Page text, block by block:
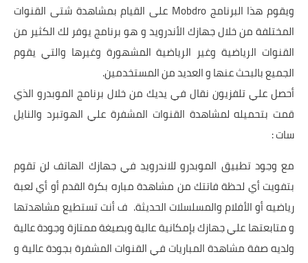
ويقوم هذا البرنامج Mobdro على القيام بمشاهدة شتى القنوات
المختلفة من خلال جهازك الأندرويد و هو برنامج يوفر لك الكثير من
القنوات الرياضية وغير الرياضية المشهورة وغيرها والتي يقوم
الجميع بالبحث عنها و العديد من المستخدمين.
أحصل علي تلفزيون نقال في يديك من خلال برنامج الموبدرو الذي
قمت بتحميله لمشاهدة القنوات المشفرة علي الهوتبرد والنايل
سات :
مع وجود تطبيق الموبدرو للاندرويد في جهازك الهاتف لن تقوم
بتفويت أي لحظة فاتتك من مشاهدة مباره بكرة القدم أو أي لعبة
رياضيه أو الأفلام والمسلسلات الحديثة. ف أنت تستطيع مشاهدتها
و متابعتها علي جهازك بإمكانية عالية وبصيغة ممتازة وجودة عالية
ولديه صفة مشاهدة المباريات في القنوات المشفرة بجودة عالية و